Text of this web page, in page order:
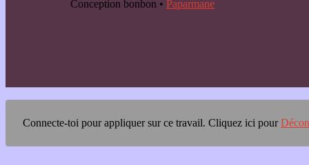
Conception bonbon • Paparmane
Connecte-toi pour appliquer sur ce travail. Cliquez ici pour